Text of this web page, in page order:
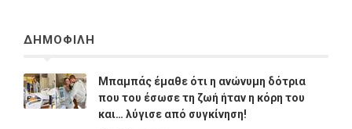
ΔΗΜΟΦΙΛΗ
Μπαμπάς έμαθε ότι η ανώνυμη δότρια
που του έσωσε τη ζωή ήταν η κόρη του
και… λύγισε από συγκίνηση!